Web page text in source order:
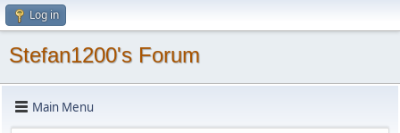
Log in
Stefan1200's Forum
Main Menu